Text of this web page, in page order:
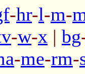
-hr-l-m-
-w-x | bg
-me-rm-